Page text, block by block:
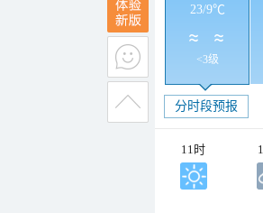
23/9℃
<3级
分时段预报
11时